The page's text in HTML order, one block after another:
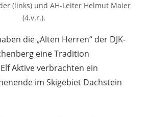
(links) und AH-Leiter Helmut Maier
(4.v.r.).
die „Alten Herren“ der DJK-
eine Tradition
Aktive verbrachten ein
im Skigebiet Dachstein